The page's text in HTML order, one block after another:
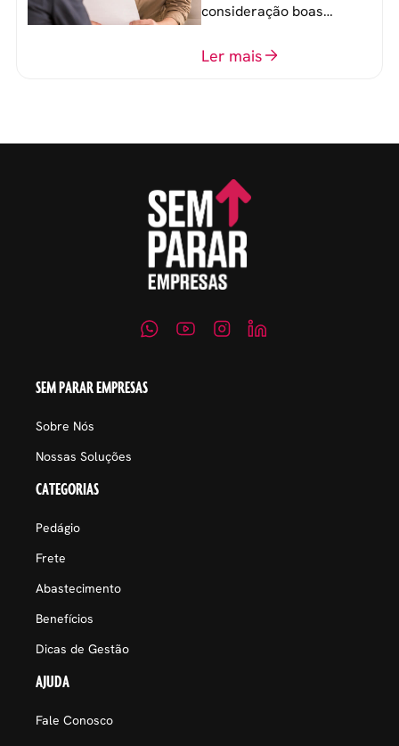
consideração boas
o perfil do profissional e
Ler mais
SEM PARAR EMPRESAS
Sobre Nós
Nossas Soluções
CATEGORIAS
Pedágio
Frete
Abastecimento
Benefícios
Dicas de Gestão
AJUDA
Fale Conosco